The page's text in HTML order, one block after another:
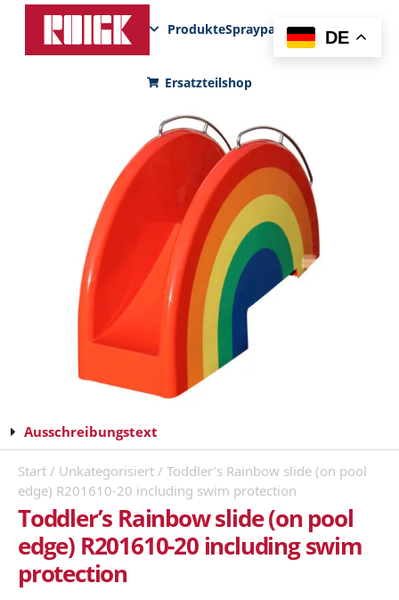
ProdukteSprayparksFunPadNews
Ersatzteilshop
Ausschreibungstext
Start / Unkategorisiert / Toddler’s Rainbow slide (on pool
edge) R201610-20 including swim protection
Toddler’s Rainbow slide (on pool
edge) R201610-20 including swim
protection
DE